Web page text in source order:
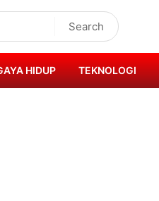
Search
HIDUP TEKNOLOGI